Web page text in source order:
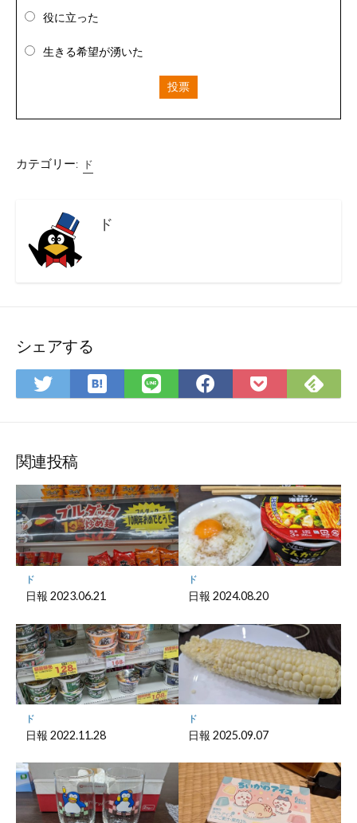
役に立った
生きる希望が湧いた
投票
カテゴリー: ド
ド
シェアする
Twitter
で
ア
は
て
マ
ー
ク
に
保
LINE
で
Facebook
で
Pocket
に
で
関連投稿
ド
日報 2023.06.21
ド
日報 2024.08.20
ド
日報 2022.11.28
ド
日報 2025.09.07